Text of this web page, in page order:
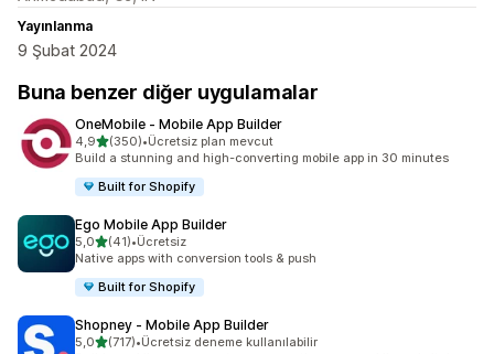
Yayınlanma
9 Şubat 2024
Buna benzer diğer uygulamalar
OneMobile ‑ Mobile App Builder
4,95 yıldız üzerinden
(350)
toplam 350 değerlendirme
•Ücretsiz plan mevcut
Build a stunning and high-converting mobile app in 30 minutes
Built for Shopify
Ego Mobile App Builder
5,05 yıldız üzerinden
(41)
toplam 41 değerlendirme
•Ücretsiz
Native apps with conversion tools & push
Built for Shopify
Shopney ‑ Mobile App Builder
5,05 yıldız üzerinden
(717)
toplam 717 değerlendirme
•Ücretsiz deneme kullanılabilir